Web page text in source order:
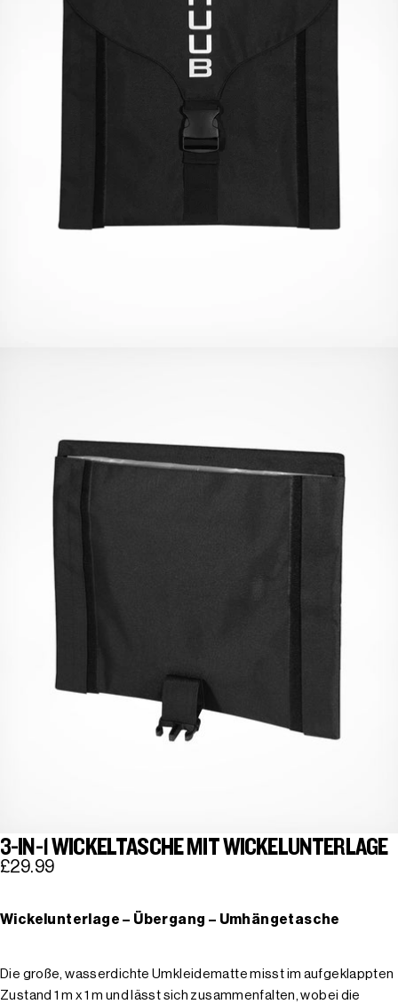
3-IN-1 WICKELTASCHE MIT WICKELUNTERLAGE
£29.99
Wickelunterlage – Übergang – Umhängetasche
Die große, wasserdichte Umkleidematte misst im aufgeklappten
Zustand 1 m x 1 m und lässt sich zusammenfalten, wobei die